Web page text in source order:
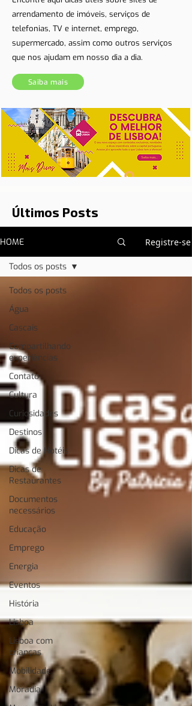
arrendamento de imóveis, serviços de
telefonias, TV e internet, emprego,
supermercado, assim como outros serviços
que nos ajudam em nosso dia a dia.
Saiba mais
Últimos Posts
HOME Registre-se
Todos os posts
Água
Cascais
Compartilhando
experiências
Contato
Cultura
Curiosidades
Destinos
Dicas de Hotéis
Dicas de
Restaurantes
Documentos
necessários
Educação
Emprego
Energia
Eventos
História
Lisboa
Lisboa com
crianças
Mobilidade
Moradia
Todos os posts